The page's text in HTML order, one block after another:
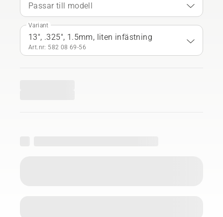
Passar till modell
Variant
13", .325", 1.5mm, liten infästning
Art.nr: 582 08 69‑56